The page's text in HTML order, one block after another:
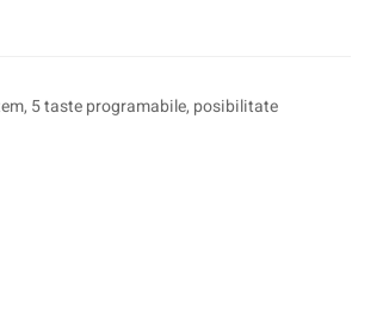
5 taste programabile, posibilitate